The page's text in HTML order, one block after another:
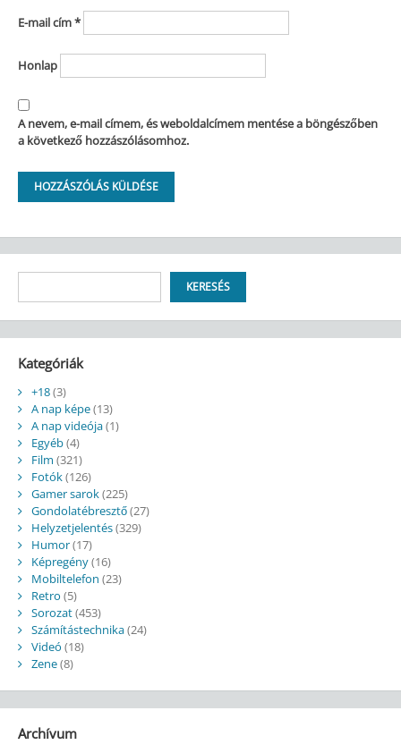
E-mail cím*
Honlap
A nevem, e-mail címem, és weboldalcímem mentése a böngészőben
a következő hozzászólásomhoz.
KERESÉS
Kategóriák
+18(3)
A nap képe(13)
A nap videója(1)
Egyéb(4)
Film (321)
Fotók(126)
Gamer sarok(225)
Gondolatébresztő(27)
Helyzetjelentés(329)
Humor(17)
Képregény(16)
Mobiltelefon (23)
Retro (5)
Sorozat(453)
Számítástechnika(24)
Videó (18)
Zene(8)
Archívum